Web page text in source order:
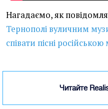
Нагадаємо, як
Тернополі вуличним
співати пісні
Читайте